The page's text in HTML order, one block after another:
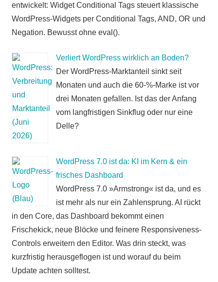
entwickelt: Widget Conditional Tags steuert klassische
WordPress-Widgets per Conditional Tags, AND, OR und
Negation. Bewusst ohne eval().
Verliert WordPress wirklich an Boden?
Der WordPress-Marktanteil sinkt seit
Monaten und auch die 60-%-Marke ist vor
drei Monaten gefallen. Ist das der Anfang
vom langfristigen Sinkflug oder nur eine
Delle?
WordPress 7.0 ist da: KI im Kern & ein
frisches Dashboard
WordPress 7.0 »Armstrong« ist da, und es
ist mehr als nur ein Zahlensprung. AI rückt
in den Core, das Dashboard bekommt einen
Frischekick, neue Blöcke und feinere Responsiveness-
Controls erweitern den Editor. Was drin steckt, was
kurzfristig herausgeflogen ist und worauf du beim
Update achten solltest.